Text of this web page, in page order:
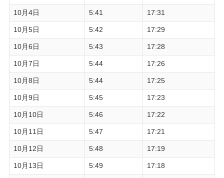
10月4日 5:41 17:31
10月5日 5:42 17:29
10月6日 5:43 17:28
10月7日 5:44 17:26
10月8日 5:44 17:25
10月9日 5:45 17:23
10月10日 5:46 17:22
10月11日 5:47 17:21
10月12日 5:48 17:19
10月13日 5:49 17:18